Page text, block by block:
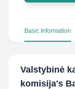
Basic Information
Valstybinė
komisija's